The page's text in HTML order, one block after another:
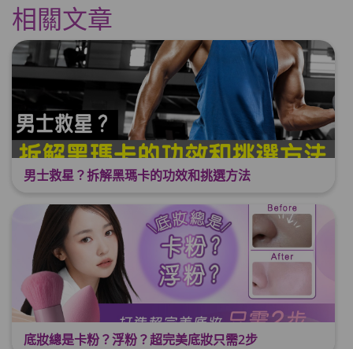
相關文章
男士救星？拆解黑瑪卡的功效和挑選方法
底妝總是卡粉？浮粉？超完美底妝只需2步